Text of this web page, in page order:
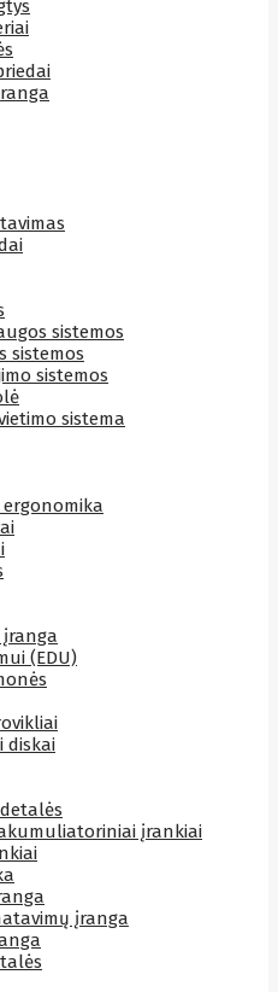
sistemos
sistemos
sistemos
sistema
įranga
(EDU)
diskai
įrankiai
įranga